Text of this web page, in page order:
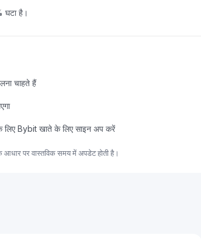
है।
चाहते हैं
Bybit खाते के लिए साइन अप करें
पर वास्तविक समय में अपडेट होती है।